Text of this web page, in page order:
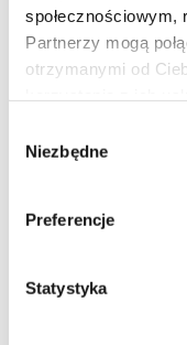
Partnerzy mogą
otrzymanymi od
zgody
Niezbędne
Preferencje
Statystyka
Robin
Robin Hood (Hugh
– naznaczone
tajemniczej kobiety
dziewczynkę, której
*******
wydarzenia,